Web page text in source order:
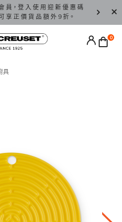
員，登 入 使 用 迎 新 優 惠 碼
享 正 價 貨 品 額 外 9 折。
香 港 / 澳
0
具